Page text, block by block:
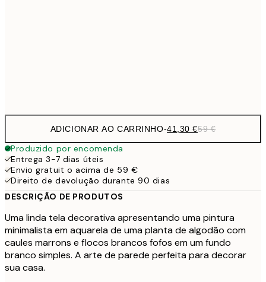
ADICIONAR AO CARRINHO-41,30 €59 €
Produzido por encomenda
Entrega 3-7 dias úteis
Envio gratuit o acima de 59 €
Direito de devolução durante 90 dias
DESCRIÇÃO DE PRODUTOS
Uma linda tela decorativa apresentando uma pintura
minimalista em aquarela de uma planta de algodão com
caules marrons e flocos brancos fofos em um fundo
branco simples. A arte de parede perfeita para decorar
sua casa.